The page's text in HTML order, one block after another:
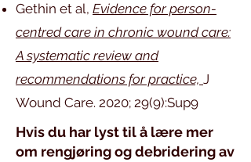
Gethin et al, Evidence for person-
centred care in chronic wound care:
A systematic review and
recommendations for practice, J
Wound Care. 2020; 29(9):Sup9
Hvis du har lyst til å lære mer
om rengjøring og debridering av